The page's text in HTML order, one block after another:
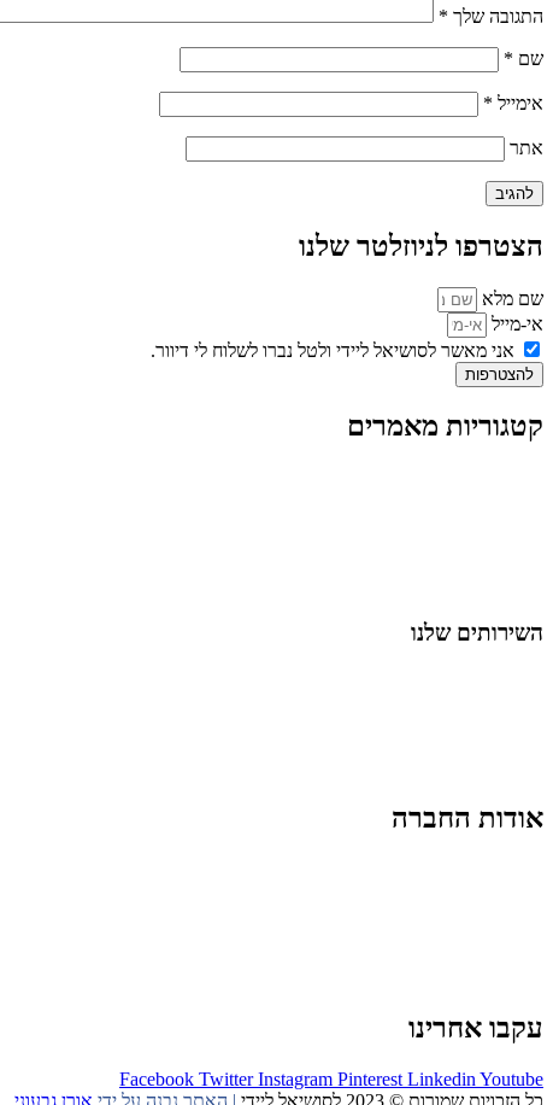
התגובה שלך *
שם *
אימייל *
אתר
הצטרפו לניוזלטר שלנו
שם מלא
אי-מייל
אני מאשר לסושיאל ליידי ולטל נברו לשלוח לי דיוור.
להצטרפות
קטגוריות מאמרים
השירותים שלנו
אודות החברה
עקבו אחרינו
Facebook Twitter Instagram Pinterest Linkedin Youtube